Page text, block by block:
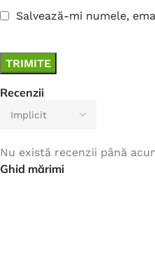
Recenzii
Nu există recenzii până
Salvează-mi numele,
Ghid mărimi